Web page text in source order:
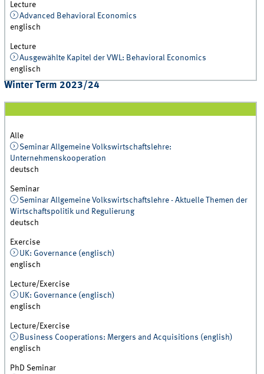
Lecture
Advanced Behavioral Economics
englisch
Lecture
Ausgewählte Kapitel der VWL: Behavioral Economics
englisch
Winter Term 2023/24
Alle
Seminar Allgemeine Volkswirtschaftslehre:
Unternehmenskooperation
deutsch
Seminar
Seminar Allgemeine Volkswirtschaftslehre - Aktuelle Themen der
Wirtschaftspolitik und Regulierung
deutsch
Exercise
UK: Governance (englisch)
englisch
Lecture/Exercise
UK: Governance (englisch)
englisch
Lecture/Exercise
Business Cooperations: Mergers and Acquisitions (english)
englisch
PhD Seminar